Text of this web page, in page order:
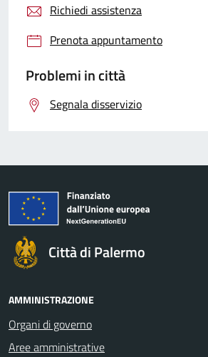
Richiedi assistenza
Prenota appuntamento
Problemi in città
Segnala disservizio
Città di Palermo
AMMINISTRAZIONE
Organi di governo
Aree amministrative